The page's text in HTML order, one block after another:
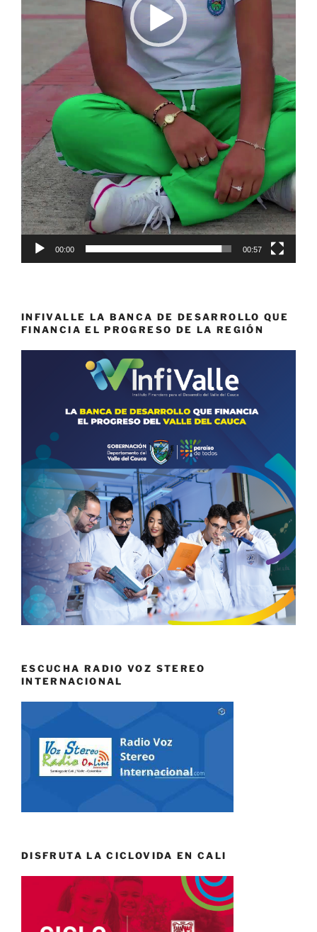
00:00 00:57
INFIVALLE LA BANCA DE DESARROLLO QUE
FINANCIA EL PROGRESO DE LA REGIÓN
ESCUCHA RADIO VOZ STEREO
INTERNACIONAL
DISFRUTA LA CICLOVIDA EN CALI